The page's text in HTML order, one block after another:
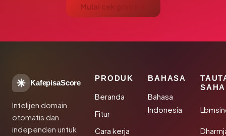
Mulai cek gratis →
KafepisaScore
Intelijen domain
otomatis dan
independen untuk
PRODUK
Beranda
Fitur
Cara kerja
BAHASA
Bahasa
Indonesia